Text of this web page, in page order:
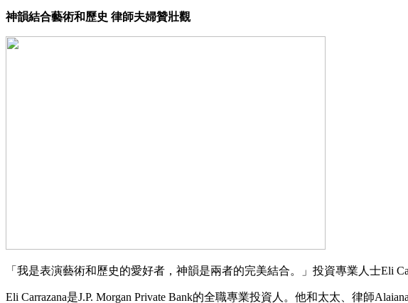
神韻結合藝術和歷史 律師夫婦贊壯觀
「我是表演藝術和歷史的愛好者，神韻是兩者的完美結合。」投資專業人士Eli
Eli Carrazana是J.P. Morgan Private Bank的全職專業投資人。他和太太、律師